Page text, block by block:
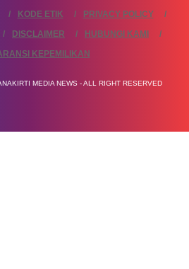
KODE ETIK
PRIVACY POLICY
DISCLAIMER
HUBUNGI KAMI
KEPEMILIKAN
MEDIA NEWS - ALL RIGHT RESERVED